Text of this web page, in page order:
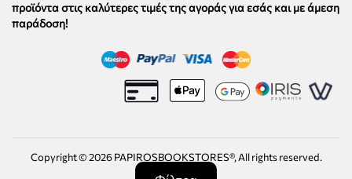
προϊόντα στις καλύτερες τιμές της αγοράς για εσάς και με άμεση
παράδοση!
Copyright ©2026PAPIROSBOOKSTORES®, All rights reserved.